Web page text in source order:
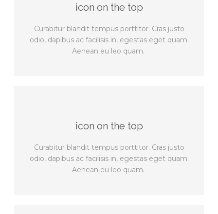
icon on the top
Curabitur blandit tempus porttitor. Cras justo
odio, dapibus ac facilisis in, egestas eget quam.
Aenean eu leo quam.
icon on the top
Curabitur blandit tempus porttitor. Cras justo
odio, dapibus ac facilisis in, egestas eget quam.
Aenean eu leo quam.